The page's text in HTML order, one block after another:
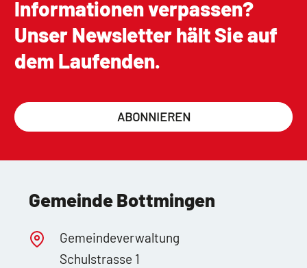
Informationen verpassen?
Unser Newsletter hält Sie auf
dem Laufenden.
ABONNIEREN
Gemeinde Bottmingen
Gemeindeverwaltung
Schulstrasse 1